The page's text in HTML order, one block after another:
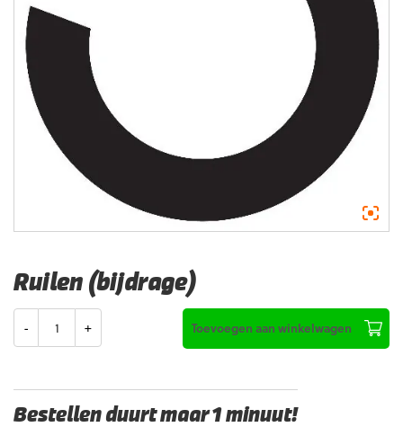
Ruilen (bijdrage)
Toevoegen aan winkelwagen
Bestellen duurt maar 1 minuut!